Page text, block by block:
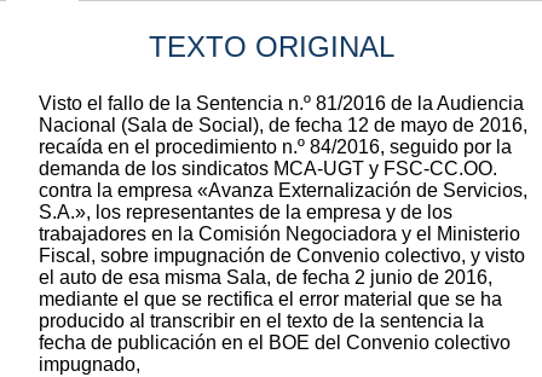
TEXTO ORIGINAL
Visto el fallo de la Sentencia n.º 81/2016 de la Audiencia
Nacional (Sala de Social), de fecha 12 de mayo de 2016,
recaída en el procedimiento n.º 84/2016, seguido por la
demanda de los sindicatos MCA-UGT y FSC-CC.OO.
contra la empresa «Avanza Externalización de Servicios,
S.A.», los representantes de la empresa y de los
trabajadores en la Comisión Negociadora y el Ministerio
Fiscal, sobre impugnación de Convenio colectivo, y visto
el auto de esa misma Sala, de fecha 2 junio de 2016,
mediante el que se rectifica el error material que se ha
producido al transcribir en el texto de la sentencia la
fecha de publicación en el BOE del Convenio colectivo
impugnado,